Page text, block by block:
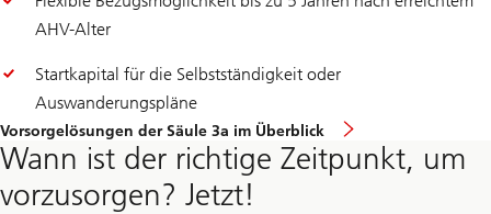
AHV-Alter
Startkapital für die Selbstständigkeit oder
Auswanderungspläne
Vorsorgelösungen der Säule 3a im Überblick
Wann ist der richtige Zeitpunkt, um
vorzusorgen? Jetzt!